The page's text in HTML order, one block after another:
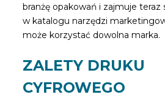
branżę opakowań i zajmuje
w katalogu narzędzi
może korzystać dowolna marka.
ZALETY DRUKU
CYFROWEGO